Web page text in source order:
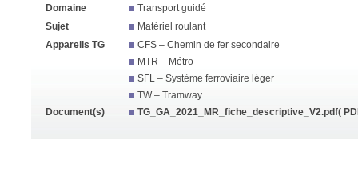
Domaine
Transport guidé
Sujet
Matériel roulant
Appareils TG
CFS – Chemin de fer secondaire
MTR – Métro
SFL – Système ferroviaire léger
TW – Tramway
Document(s)
TG_GA_2021_MR_fiche_descriptive_V2.pdf(